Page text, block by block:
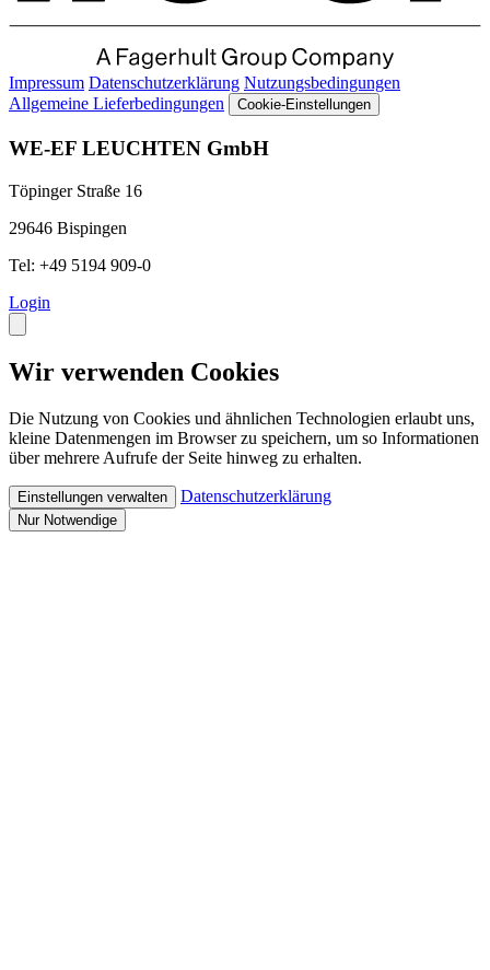
Impressum Datenschutzerklärung Nutzungsbedingungen
Allgemeine Lieferbedingungen
Cookie-Einstellungen
WE-EF LEUCHTEN GmbH
Töpinger Straße 16
29646 Bispingen
Tel: +49 5194 909-0
Login
Wir verwenden Cookies
Die Nutzung von Cookies und ähnlichen Technologien erlaubt uns,
kleine Datenmengen im Browser zu speichern, um so Informationen
über mehrere Aufrufe der Seite hinweg zu erhalten.
Einstellungen verwalten Datenschutzerklärung
Nur Notwendige